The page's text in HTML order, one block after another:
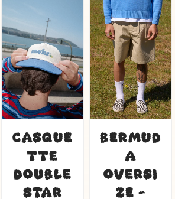
CASQUE
TTE
DOUBLE
STAR
BERMUD
A
OVERSI
ZE -